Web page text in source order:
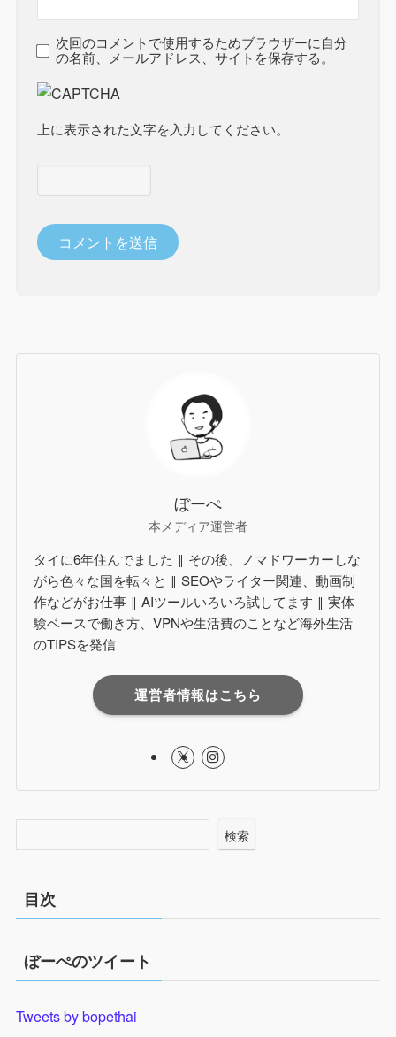
次回のコメントで使用するためブラウザーに自分
の名前、メールアドレス、サイトを保存する。
上に表示された文字を入力してください。
ぼーぺ
本メディア運営者
タイに6年住んでました ‖ その後、ノマドワーカーしな
がら色々な国を転々と ‖ SEOやライター関連、動画制
作などがお仕事 ‖ AIツールいろいろ試してます ‖ 実体
験ベースで働き方、VPNや生活費のことなど海外生活
のTIPSを発信
運営者情報はこちら
検索
目次
ぼーぺのツイート
Tweets by bopethai